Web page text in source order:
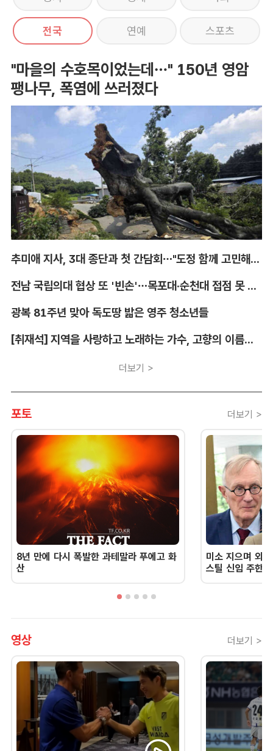
전국 연예 스포츠
"마을의 수호목이었는데…" 150년 영암
팽나무, 폭염에 쓰러졌다
추미애 지사, 3대 종단과 첫 간담회…"도정 함께 고민해달라"
전남 국립의대 협상 또 '빈손'…목포대·순천대 접점 못 찾아
광복 81주년 맞아 독도땅 밟은 영주 청소년들
[취재석] 지역을 사랑하고 노래하는 가수, 고향의 이름을 남긴다
더보기 >
포토 더보기 >
8년 만에 다시 폭발한 과테말라 푸에고 화
산
미소 지으며 외
스틸 신임 주한
영상 더보기 >